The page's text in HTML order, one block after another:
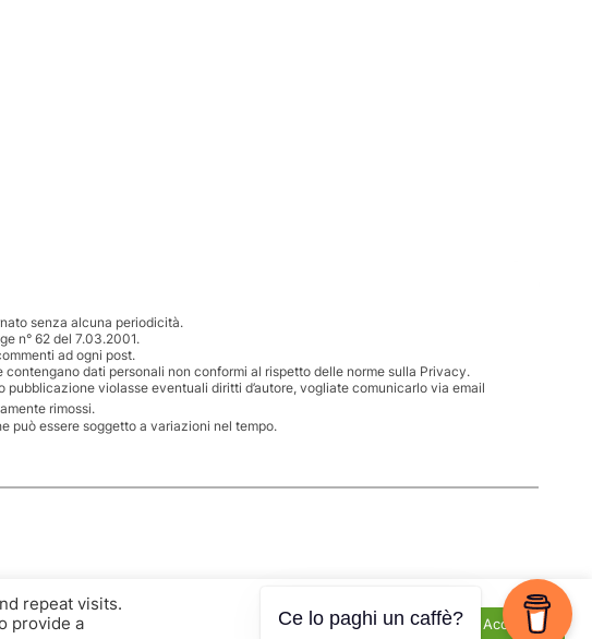
senza alcuna periodicità.
n° 62 del 7.03.2001.
ad ogni post.
dati personali non conformi al rispetto delle norme sulla Privacy.
violasse eventuali diritti d’autore, vogliate comunicarlo via email
rimossi.
può essere soggetto a variazioni nel tempo.
repeat visits.
provide a
Cookie Settings Accept All
Ce lo paghi un caffè?